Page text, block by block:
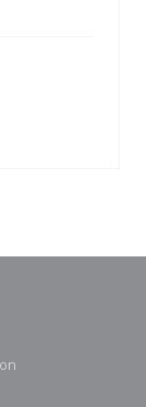
((abre numa nova